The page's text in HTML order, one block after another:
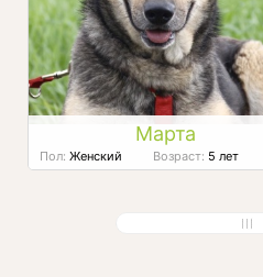
Марта
Пол: Женский Возраст: 5 лет